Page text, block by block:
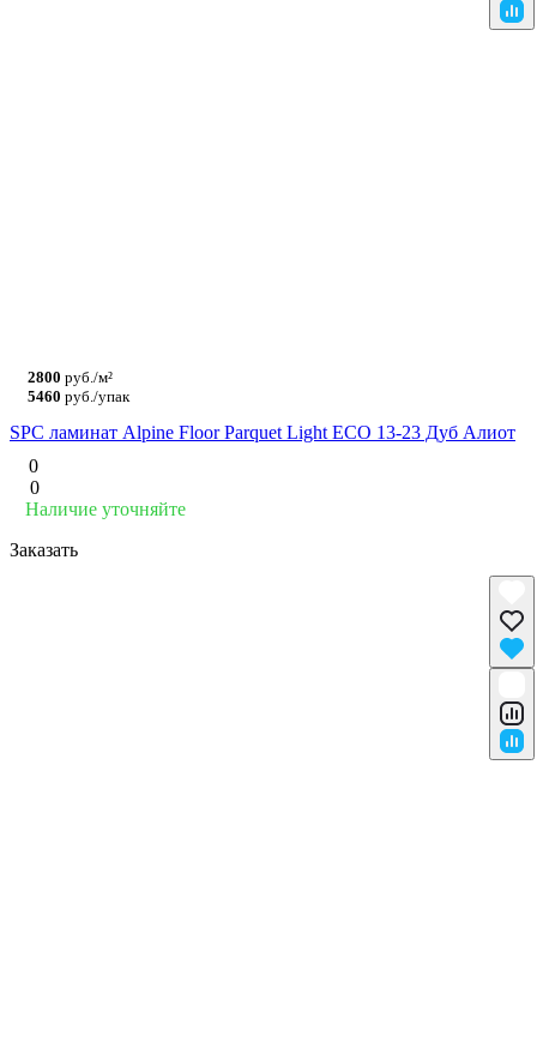
2800 руб./м²
5460 руб./упак
SPC ламинат Alpine Floor Parquet Light ЕСО 13-23 Дуб Алиот
0
0
Наличие уточняйте
Заказать